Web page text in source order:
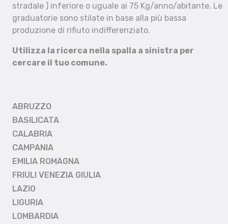
stradale ) inferiore o uguale ai 75 Kg/anno/abitante. Le
graduatorie sono stilate in base alla più bassa
produzione di rifiuto indifferenziato.
Utilizza la ricerca nella spalla a sinistra per
cercare il tuo comune.
ABRUZZO
BASILICATA
CALABRIA
CAMPANIA
EMILIA ROMAGNA
FRIULI VENEZIA GIULIA
LAZIO
LIGURIA
LOMBARDIA